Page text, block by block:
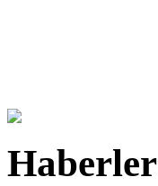
Haberler